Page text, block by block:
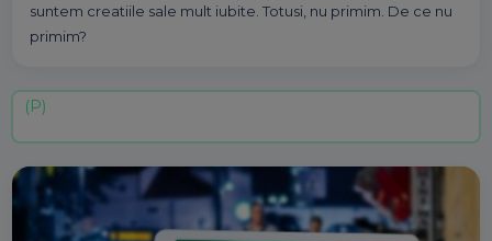
suntem creatiile sale mult iubite. Totusi, nu primim. De ce nu
primim?